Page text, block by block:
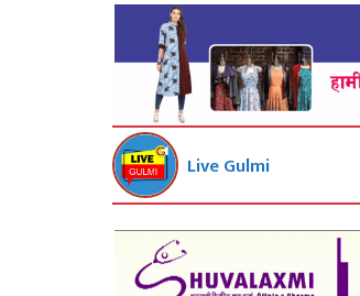
Live Gulmi